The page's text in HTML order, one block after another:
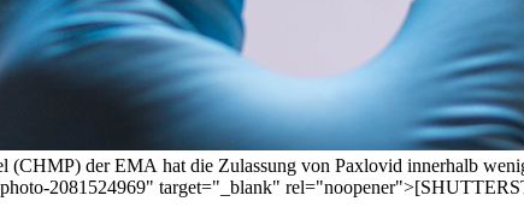
(CHMP) der EMA hat die Zulassung von Paxlovid innerhalb
2081524969" target="_blank"